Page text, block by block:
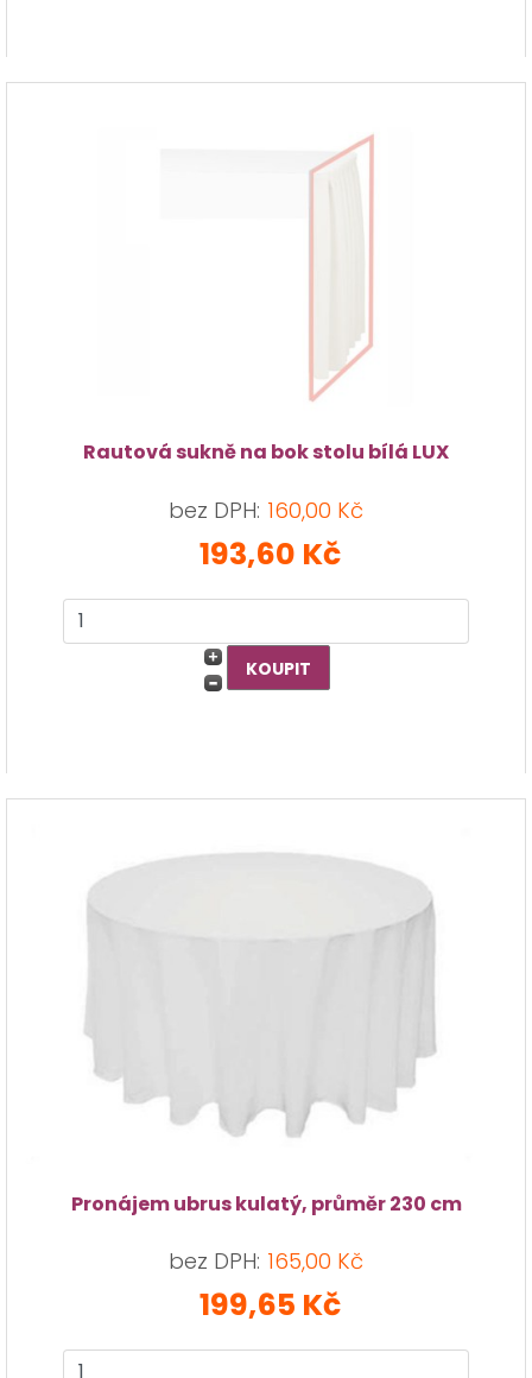
Rautová sukně na bok stolu bílá LUX
bez DPH: 160,00 Kč
193,60 Kč
Pronájem ubrus kulatý, průměr 230 cm
bez DPH: 165,00 Kč
199,65 Kč